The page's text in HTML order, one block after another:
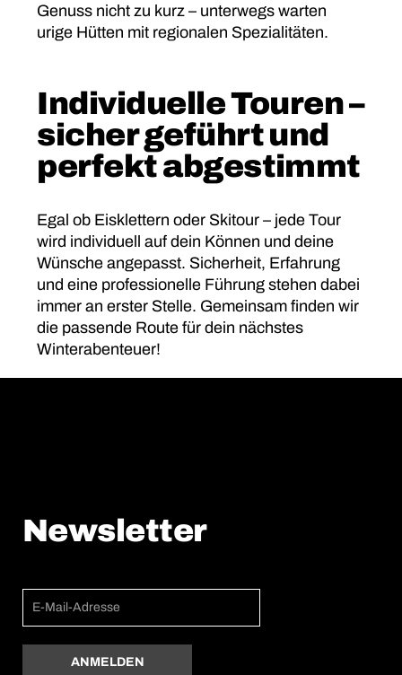
Genuss nicht zu kurz – unterwegs warten
urige Hütten mit regionalen Spezialitäten.
Individuelle Touren –
sicher geführt und
perfekt abgestimmt
Egal ob Eisklettern oder Skitour – jede Tour
wird individuell auf dein Können und deine
Wünsche angepasst. Sicherheit, Erfahrung
und eine professionelle Führung stehen dabei
immer an erster Stelle. Gemeinsam finden wir
die passende Route für dein nächstes
Winterabenteuer!
Newsletter